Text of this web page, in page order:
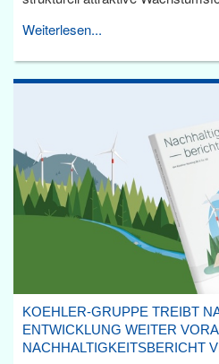
Weiterlesen...
KOEHLER-GRUPPE TREIBT
ENTWICKLUNG WEITER
NACHHALTIGKEITSBERICHT